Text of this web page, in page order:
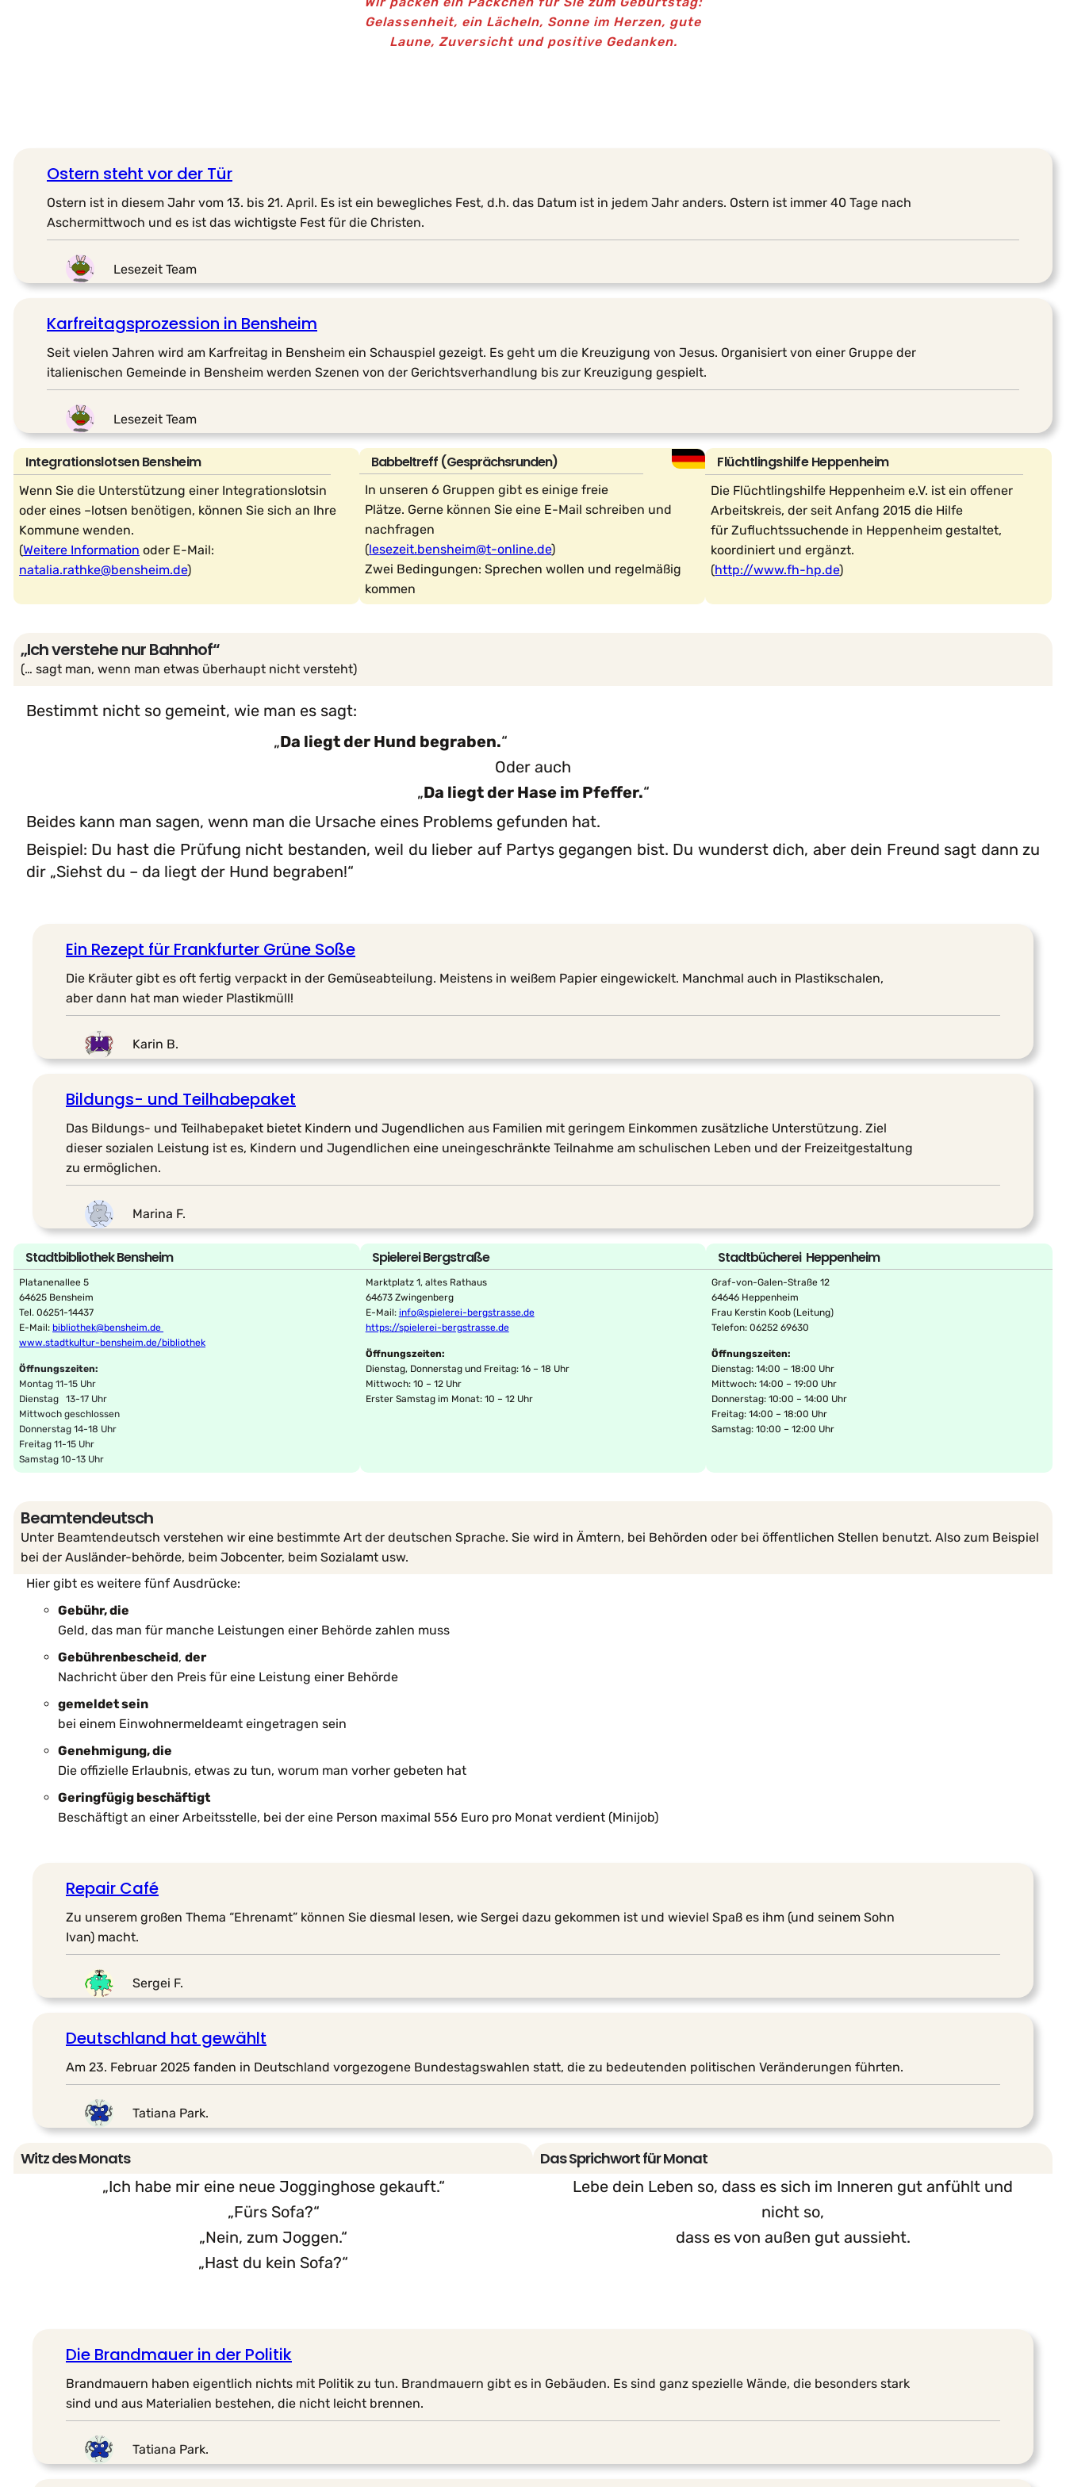
Gelassenheit, ein Lächeln, Sonne im Herzen, gute
Laune, Zuversicht und positive Gedanken.
Ostern steht vor der Tür
Ostern ist in diesem Jahr vom 13. bis 21. April. Es ist ein bewegliches Fest, d.h. das Datum ist in jedem Jahr anders. Ostern ist immer 40 Tage nach
Aschermittwoch und es ist das wichtigste Fest für die Christen.
Lesezeit Team
Karfreitagsprozession in Bensheim
Seit vielen Jahren wird am Karfreitag in Bensheim ein Schauspiel gezeigt. Es geht um die Kreuzigung von Jesus. Organisiert von einer Gruppe der
italienischen Gemeinde in Bensheim werden Szenen von der Gerichtsverhandlung bis zur Kreuzigung gespielt.
Lesezeit Team
Integrationslotsen Bensheim
Wenn Sie die Unterstützung einer Integrationslotsin
oder eines –lotsen benötigen, können Sie sich an Ihre
Kommune wenden.
(Weitere Information oder E-Mail:
natalia.rathke@bensheim.de)
Babbeltreff (Gesprächsrunden)
In unseren 6 Gruppen gibt es einige freie
Plätze. Gerne können Sie eine E-Mail schreiben und
nachfragen
(lesezeit.bensheim@t-online.de)
Zwei Bedingungen: Sprechen wollen und regelmäßig
kommen
Flüchtlingshilfe Heppenheim
Die Flüchtlingshilfe Heppenheim e.V. ist ein offener
Arbeitskreis, der seit Anfang 2015 die Hilfe
für Zufluchtssuchende in Heppenheim gestaltet,
koordiniert und ergänzt.
(http://www.fh-hp.de)
„Ich verstehe nur Bahnhof“
(… sagt man, wenn man etwas überhaupt nicht versteht)
Bestimmt nicht so gemeint, wie man es sagt:
„Da liegt der Hund begraben.“
Oder auch
„Da liegt der Hase im Pfeffer.“
Beides kann man sagen, wenn man die Ursache eines Problems gefunden hat.
Beispiel: Du hast die Prüfung nicht bestanden, weil du lieber auf Partys gegangen bist. Du wunderst dich, aber dein Freund sagt dann zu
dir „Siehst du – da liegt der Hund begraben!“
Ein Rezept für Frankfurter Grüne Soße
Die Kräuter gibt es oft fertig verpackt in der Gemüseabteilung. Meistens in weißem Papier eingewickelt. Manchmal auch in Plastikschalen,
aber dann hat man wieder Plastikmüll!
Karin B.
Bildungs- und Teilhabepaket
Das Bildungs- und Teilhabepaket bietet Kindern und Jugendlichen aus Familien mit geringem Einkommen zusätzliche Unterstützung. Ziel
dieser sozialen Leistung ist es, Kindern und Jugendlichen eine uneingeschränkte Teilnahme am schulischen Leben und der Freizeitgestaltung
zu ermöglichen.
Marina F.
Stadtbibliothek Bensheim
Platanenallee 5
64625 Bensheim
Tel. 06251-14437
E-Mail:bibliothek@bensheim.de
www.stadtkultur-bensheim.de/bibliothek
Öffnungszeiten:
Montag 11-15 Uhr
Dienstag 13-17 Uhr
Mittwoch geschlossen
Donnerstag 14-18 Uhr
Freitag 11-15 Uhr
Samstag 10-13 Uhr
Spielerei Bergstraße
Marktplatz 1, altes Rathaus
64673 Zwingenberg
E-Mail: info@spielerei-bergstrasse.de
https://spielerei-bergstrasse.de
Öffnungszeiten:
Dienstag, Donnerstag und Freitag: 16 – 18 Uhr
Mittwoch: 10 – 12 Uhr
Erster Samstag im Monat: 10 – 12 Uhr
Stadtbücherei Heppenheim
Graf-von-Galen-Straße 12
64646 Heppenheim
Frau Kerstin Koob (Leitung)
Telefon: 06252 69630
Öffnungszeiten:
Dienstag: 14:00 – 18:00 Uhr
Mittwoch: 14:00 – 19:00 Uhr
Donnerstag: 10:00 – 14:00 Uhr
Freitag: 14:00 – 18:00 Uhr
Samstag: 10:00 – 12:00 Uhr
Beamtendeutsch
Unter Beamtendeutsch verstehen wir eine bestimmte Art der deutschen Sprache. Sie wird in Ämtern, bei Behörden oder bei öffentlichen Stellen benutzt. Also zum Beispiel
bei der Ausländer-behörde, beim Jobcenter, beim Sozialamt usw.
Hier gibt es weitere fünf Ausdrücke:
Gebühr, die
Geld, das man für manche Leistungen einer Behörde zahlen muss
Gebührenbescheid, der
Nachricht über den Preis für eine Leistung einer Behörde
gemeldet sein
bei einem Einwohnermeldeamt eingetragen sein
Genehmigung, die
Die offizielle Erlaubnis, etwas zu tun, worum man vorher gebeten hat
Geringfügig beschäftigt
Beschäftigt an einer Arbeitsstelle, bei der eine Person maximal 556 Euro pro Monat verdient (Minijob)
Repair Café
Zu unserem großen Thema “Ehrenamt” können Sie diesmal lesen, wie Sergei dazu gekommen ist und wieviel Spaß es ihm (und seinem Sohn
Ivan) macht.
Sergei F.
Deutschland hat gewählt
Am 23. Februar 2025 fanden in Deutschland vorgezogene Bundestagswahlen statt, die zu bedeutenden politischen Veränderungen führten.
Tatiana Park.
Witz des Monats
„Ich habe mir eine neue Jogginghose gekauft.“
„Fürs Sofa?“
„Nein, zum Joggen.“
„Hast du kein Sofa?“
Das Sprichwort für Monat
Lebe dein Leben so, dass es sich im Inneren gut anfühlt und
nicht so,
dass es von außen gut aussieht.
Die Brandmauer in der Politik
Brandmauern haben eigentlich nichts mit Politik zu tun. Brandmauern gibt es in Gebäuden. Es sind ganz spezielle Wände, die besonders stark
sind und aus Materialien bestehen, die nicht leicht brennen.
Tatiana Park.